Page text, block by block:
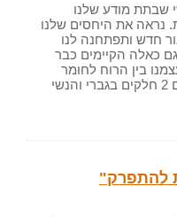
שבתת מודע שלנו
נראה את היחסים שלנו
חדש ותפתחנה לנו
כאלה הקיימים כבר
בין הרוח לחומר
ולחבר בין חזון והגשמה בעזרת אותם 2 חלקים בגברי והנשי
להתפרק"